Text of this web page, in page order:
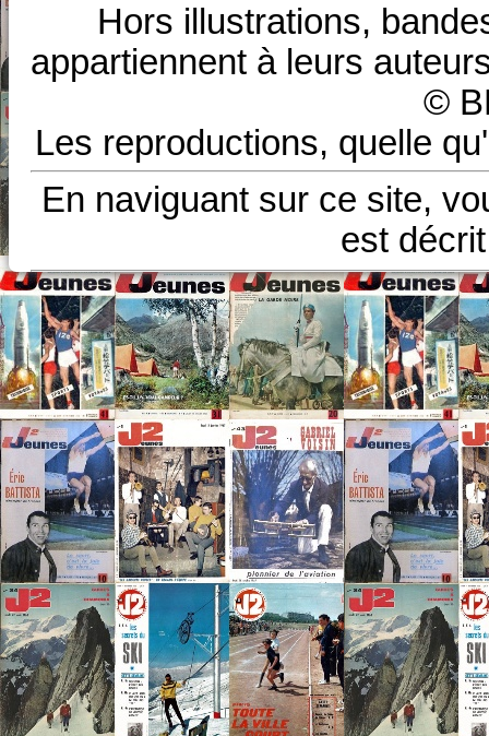
Hors illustrations,
appartiennent à leurs
©
Les reproductions, quelle
En naviguant sur ce site,
est